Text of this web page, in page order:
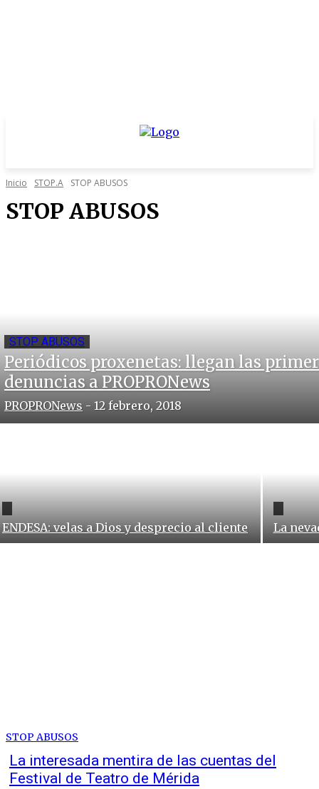
Inicio STOP.A STOP ABUSOS
STOP ABUSOS
STOP ABUSOS
Periódicos proxenetas: llegan las
denuncias a PROPRONews
PROPRONews - 12 febrero, 2018
ENDESA: velas a Dios y desprecio al cliente La
STOP ABUSOS
La interesada mentira de las cuentas del
Festival de Teatro de Mérida